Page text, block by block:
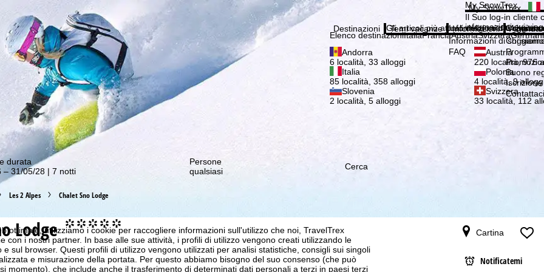
ottimale, utilizziamo i cookie per raccogliere informazioni sull'utilizzo che noi, TravelTrex
con i nostri partner. In base alle sue attività, i profili di utilizzo vengono creati utilizzando le
e sul browser. Questi profili di utilizzo vengono utilizzati per analisi statistiche, consigli sui singoli
e misurazione della portata. Per questo abbiamo bisogno del suo consenso (che può
momento), che include anche il trasferimento di determinati dati personali a terzi in paesi terzi
offerte migliori! Iscrizione
My SnowTrex
My SnowTrex
Il Suo log-in cliente
informazioni sui
Si
Destinazioni
Elenco destinazioniItaliaFranciaAustriaSvizzera
Andorra
6 località, 33 alloggi
Austria
220 località, 976
Italia
85 località, 358 alloggi
Polonia
4 località, 9
Slovenia
2 località, 5 alloggi
Svizzera
33 località, 112
Temi vacanze
Gli articoli più attuali della nostra rivista
Informazioni
Informazioni di
Informazioni di
FAQ
Azienda
Chi siamo
Chi siamo
Buono
Contattaci
durata
– 31/05/28 | 7 notti
Persone
qualsiasi
Cerca
Les 2 Alpes Chalet Sno Lodge
Lodge °°°°°
Cartina
Notificatemi